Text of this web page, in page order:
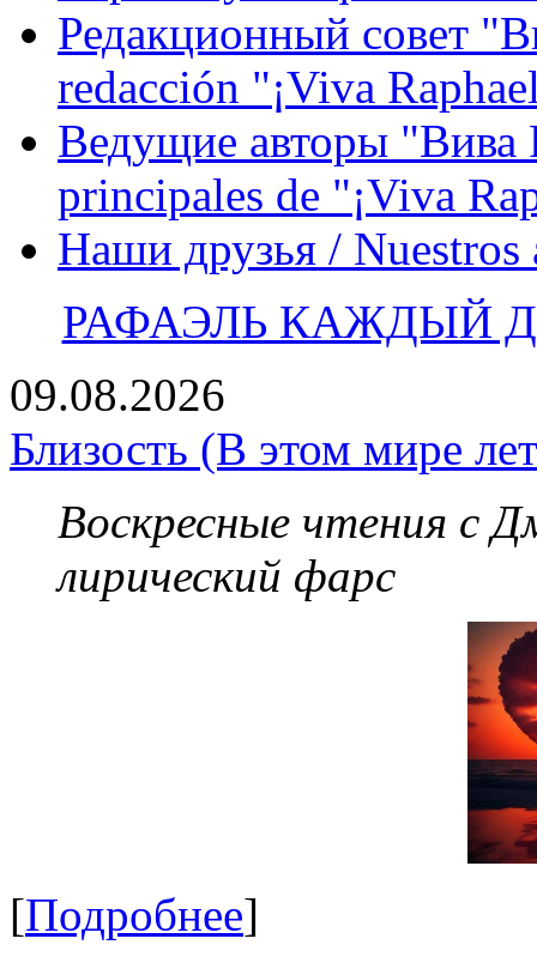
Редакционный совет
redacción "¡Viva
Ведущие авторы "Вива
principales de "¡Viva
Наши друзья / Nuestros
РАФАЭЛЬ КАЖДЫЙ
09.08.2026
Близость (В этом мире
Воскресные чтения с
лирический фарс
[Подробнее]